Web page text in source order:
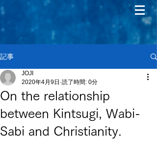
記事
On the relationship
between Kintsugi, Wabi-
Sabi and Christianity.
JOJI
2020年4月9日 読了時間: 0分